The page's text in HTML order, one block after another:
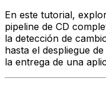
En este tutorial,
pipeline de CD
la detección de
hasta el despliegue
la entrega de una